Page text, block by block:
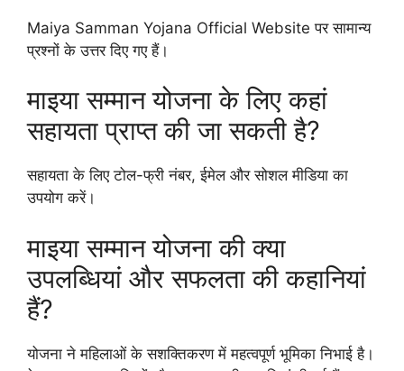
Maiya Samman Yojana Official Website पर सामान्य
प्रश्नों के उत्तर दिए गए हैं।
माइया सम्मान योजना के लिए कहां
सहायता प्राप्त की जा सकती है?
सहायता के लिए टोल-फ्री नंबर, ईमेल और सोशल मीडिया का
उपयोग करें।
माइया सम्मान योजना की क्या
उपलब्धियां और सफलता की कहानियां
हैं?
योजना ने महिलाओं के सशक्तिकरण में महत्वपूर्ण भूमिका निभाई है।